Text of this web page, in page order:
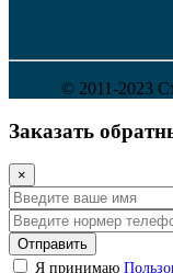
© 2011-2023
Заказать
×
Отправить
Я принимаю